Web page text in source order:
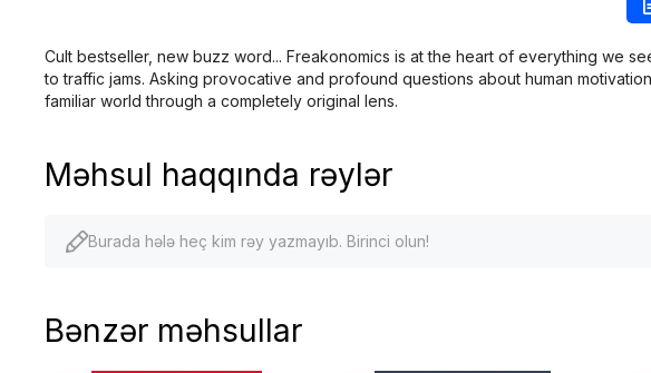
Cult bestseller, new buzz word... Freakonomics is at the heart of everything we
to traffic jams. Asking provocative and profound questions about human
familiar world through a completely original lens.
Məhsul haqqında rəylər
Burada hələ heç kim rəy yazmayıb. Birinci olun!
Bənzər məhsullar